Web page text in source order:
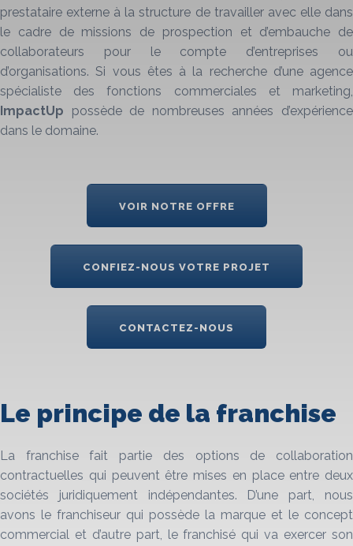
prestataire externe à la structure de travailler avec elle dans
le cadre de missions de prospection et d’embauche de
collaborateurs pour le compte d’entreprises ou
d’organisations. Si vous êtes à la recherche d’une agence
spécialiste des fonctions commerciales et marketing,
ImpactUp possède de nombreuses années d’expérience
dans le domaine.
VOIR NOTRE OFFRE
CONFIEZ-NOUS VOTRE PROJET
CONTACTEZ-NOUS
Le principe de la franchise
La franchise fait partie des options de collaboration
contractuelles qui peuvent être mises en place entre deux
sociétés juridiquement indépendantes. D’une part, nous
avons le franchiseur qui possède la marque et le concept
commercial et d’autre part, le franchisé qui va exercer son